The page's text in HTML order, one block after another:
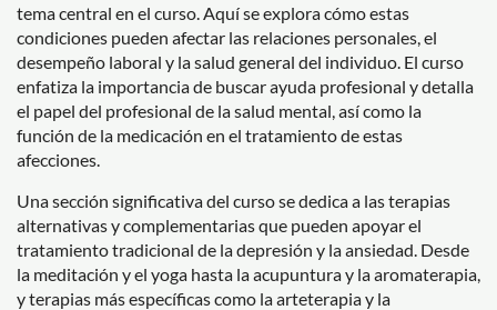
tema central en el curso. Aquí se explora cómo estas
condiciones pueden afectar las relaciones personales, el
desempeño laboral y la salud general del individuo. El curso
enfatiza la importancia de buscar ayuda profesional y detalla
el papel del profesional de la salud mental, así como la
función de la medicación en el tratamiento de estas
afecciones.
Una sección significativa del curso se dedica a las terapias
alternativas y complementarias que pueden apoyar el
tratamiento tradicional de la depresión y la ansiedad. Desde
la meditación y el yoga hasta la acupuntura y la aromaterapia,
y terapias más específicas como la arteterapia y la